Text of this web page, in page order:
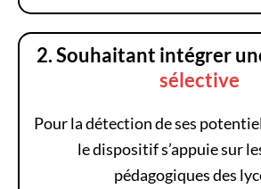
2. Souhaitant intégrer
sélective
Pour la détection de ses
le dispositif s’appuie sur
pédagogiques des